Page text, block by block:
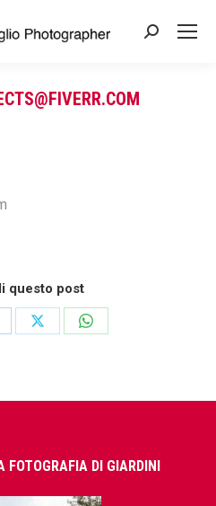
Search:
questo post
Share
Share
FOTOGRAFIA DI GIARDINI